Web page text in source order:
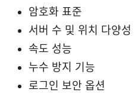
암호화 표준
서버 수 및 위치 다양성
속도 성능
누수 방지 기능
로그인 보안 옵션